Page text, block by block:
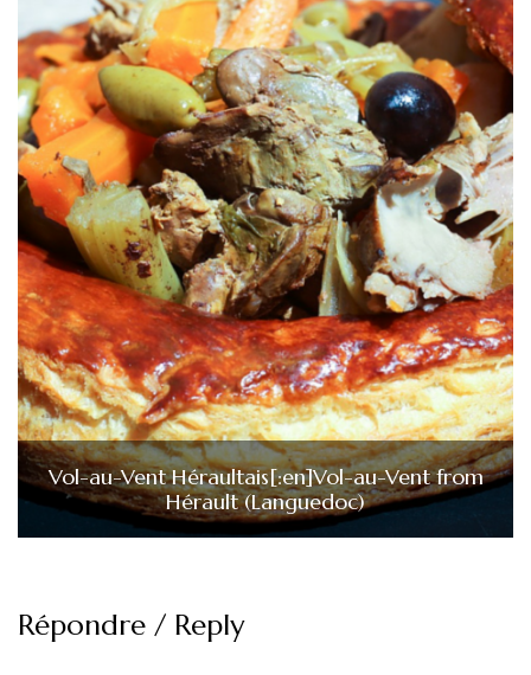
Vol-au-Vent Héraultais[:en]Vol-au-Vent from
Hérault (Languedoc)
Répondre / Reply